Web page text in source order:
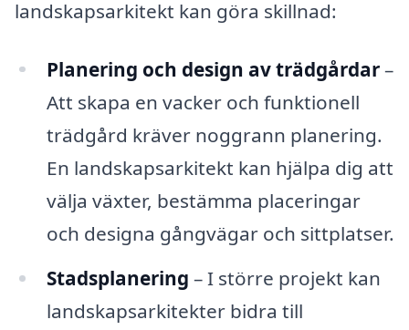
landskapsarkitekt kan göra skillnad:
Planering och design av trädgårdar–
Att skapa en vacker och funktionell
trädgård kräver noggrann planering.
En landskapsarkitekt kan hjälpa dig att
välja växter, bestämma placeringar
och designa gångvägar och sittplatser.
Stadsplanering – I större projekt kan
landskapsarkitekter bidra till